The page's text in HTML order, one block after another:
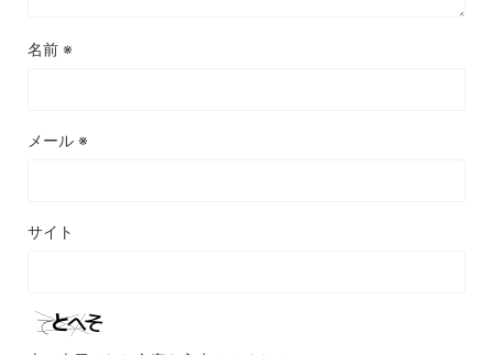
名前 ※
メール ※
サイト